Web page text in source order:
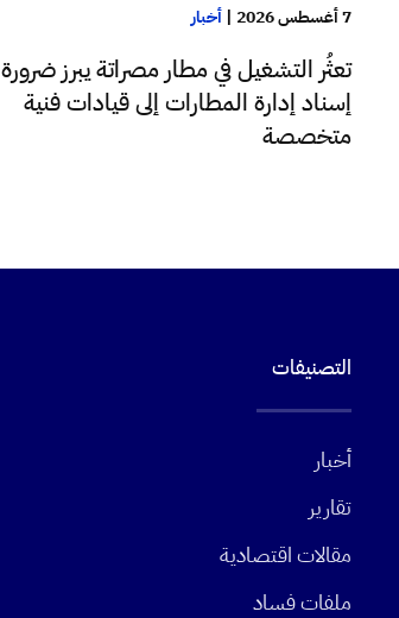
7 أغسطس 2026 | أخبار
تعثُر التشغيل في مطار مصراتة يبرز ضرورة
إسناد إدارة المطارات إلى قيادات فنية
متخصصة
التصنيفات
أخبار
تقارير
مقالات اقتصادية
ملفات فساد